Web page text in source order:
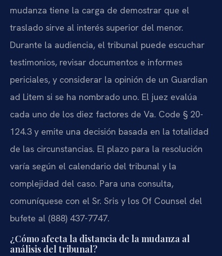
mudanza tiene la carga de demostrar que el
traslado sirve al interés superior del menor.
Durante la audiencia, el tribunal puede escuchar
testimonios, revisar documentos e informes
periciales, y considerar la opinión de un Guardian
ad Litem si se ha nombrado uno. El juez evalúa
cada uno de los diez factores de Va. Code § 20-
124.3 y emite una decisión basada en la totalidad
de las circunstancias. El plazo para la resolución
varía según el calendario del tribunal y la
complejidad del caso. Para una consulta,
comuníquese con el Sr. Sris y los Of Counsel del
bufete al (888) 437-7747.
¿Cómo afecta la distancia de la mudanza al
análisis del tribunal?